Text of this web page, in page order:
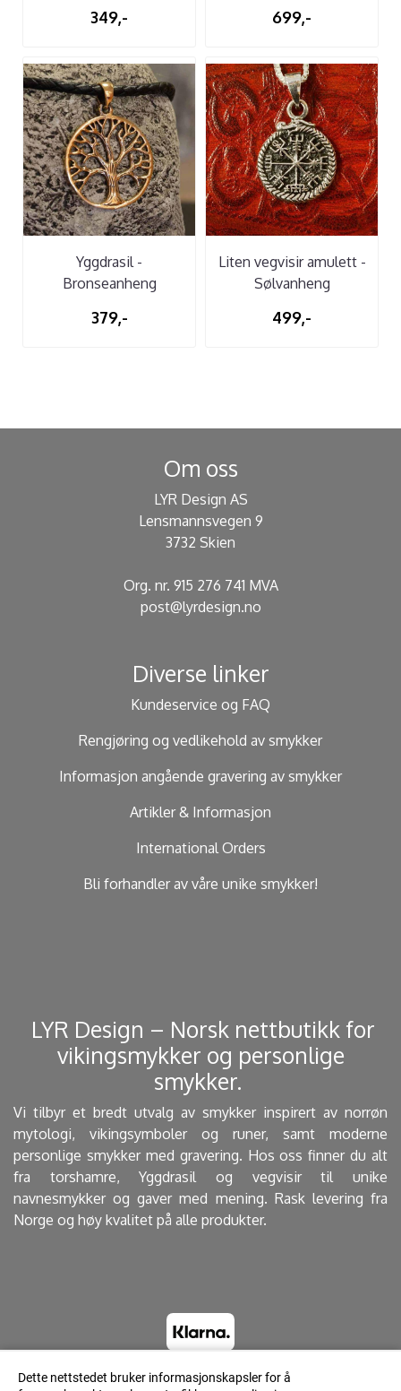
349,- 699,-
Yggdrasil -
Bronseanheng
379,-
Liten vegvisir amulett -
Sølvanheng
499,-
Dette nettstedet bruker informasjonskapsler for å
Om oss
LYR Design AS
Lensmannsvegen 9
3732 Skien
Org. nr. 915 276 741 MVA
post@lyrdesign.no
Diverse linker
Kundeservice og FAQ
Rengjøring og vedlikehold av smykker
Informasjon angående gravering av smykker
Artikler & Informasjon
International Orders
Bli forhandler av våre unike smykker!
​ LYR Design – Norsk nettbutikk for
vikingsmykker og personlige
smykker. ​
Vi tilbyr et bredt utvalg av smykker inspirert av norrøn
mytologi, vikingsymboler og runer, samt moderne
personlige smykker med gravering. Hos oss finner du alt
fra torshamre, Yggdrasil og vegvisir til unike
navnesmykker og gaver med mening. Rask levering fra
Norge og høy kvalitet på alle produkter.